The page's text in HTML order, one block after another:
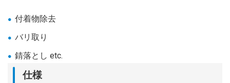
付着物除去
バリ取り
錆落とし etc.
仕様